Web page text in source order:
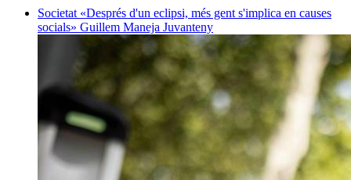
Societat «Després d'un eclipsi, més gent s'implica en causes
socials» Guillem Maneja Juvanteny